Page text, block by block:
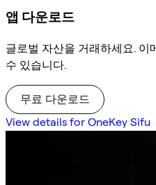
앱 다운로드
글로벌 자산을 거래하세요. 이
수 있습니다.
무료 다운로드
View details for OneKey Sifu